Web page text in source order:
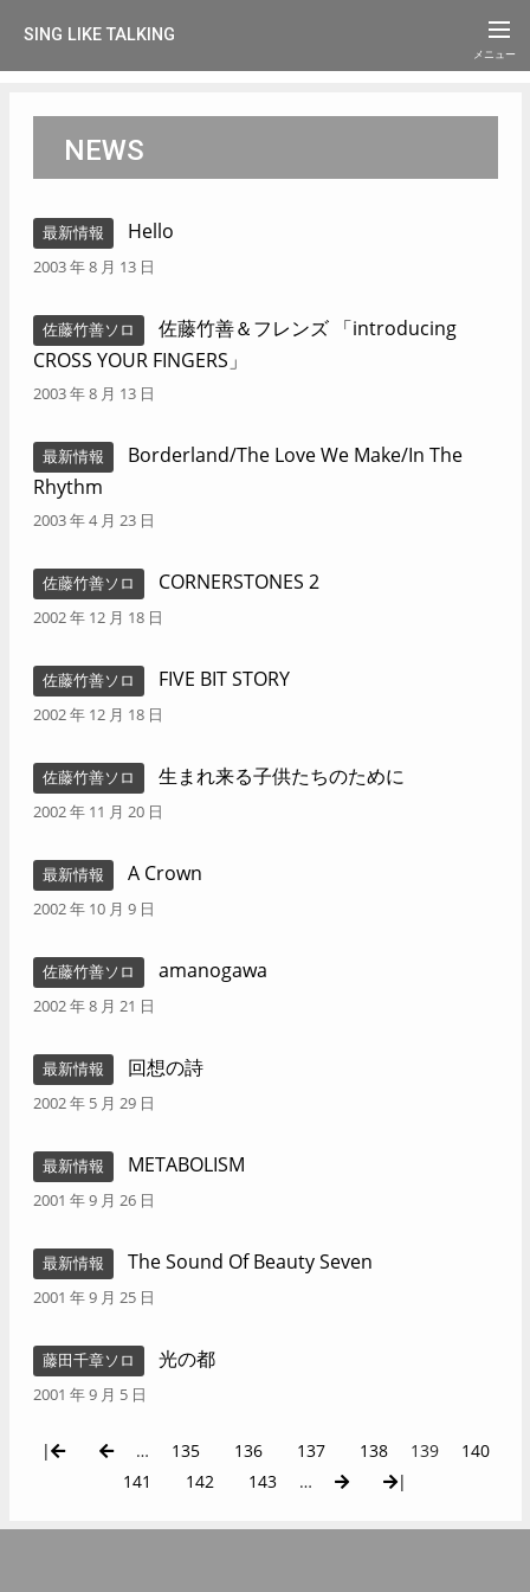
SING LIKE TALKING
NEWS
最新情報 Hello
2003 年 8 月 13 日
佐藤竹善ソロ
佐藤竹善＆フレンズ 「introducing
CROSS YOUR FINGERS」
2003 年 8 月 13 日
最新情報
Borderland/The Love We Make/In The
Rhythm
2003 年 4 月 23 日
佐藤竹善ソロ CORNERSTONES 2
2002 年 12 月 18 日
佐藤竹善ソロ FIVE BIT STORY
2002 年 12 月 18 日
佐藤竹善ソロ 生まれ来る子供たちのために
2002 年 11 月 20 日
最新情報 A Crown
2002 年 10 月 9 日
佐藤竹善ソロ amanogawa
2002 年 8 月 21 日
最新情報 回想の詩
2002 年 5 月 29 日
最新情報 METABOLISM
2001 年 9 月 26 日
最新情報 The Sound Of Beauty Seven
2001 年 9 月 25 日
藤田千章ソロ 光の都
2001 年 9 月 5 日
| … 135 136 137 138 139
140
141
142 143 … |